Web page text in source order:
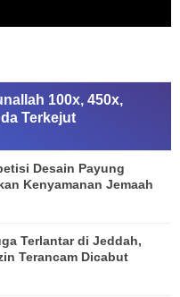
100x, 450x,
Terkejut
Desain Payung
Kenyamanan Jemaah
Terlantar di Jeddah,
Terancam Dicabut